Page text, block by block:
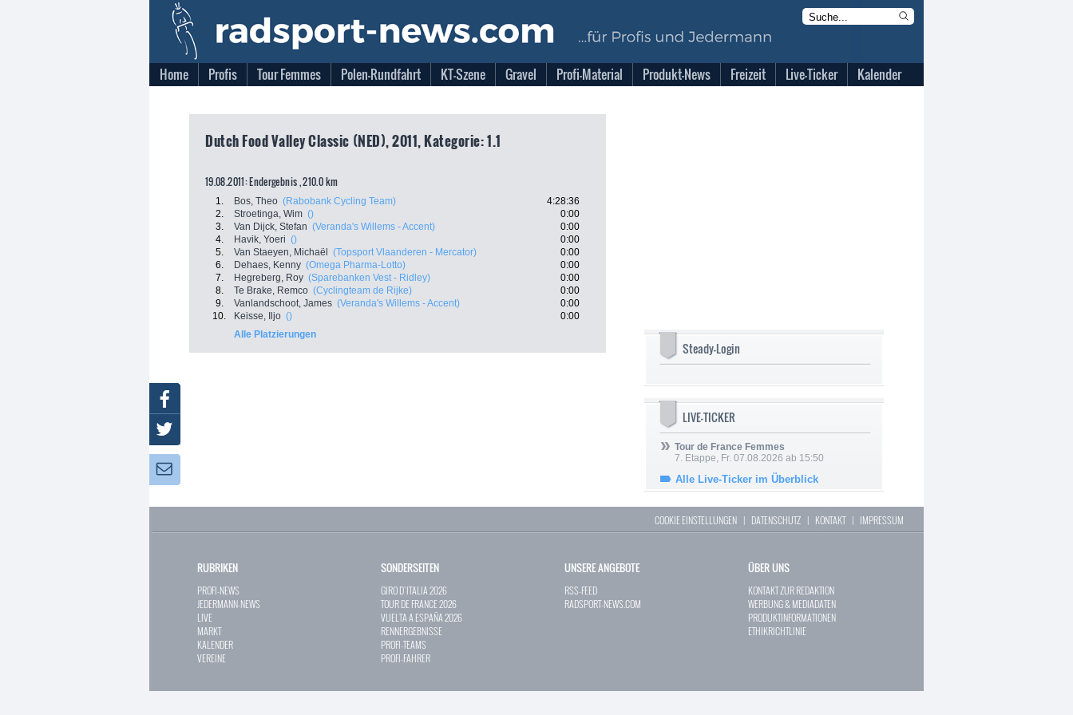
Home Profis Tour Femmes Polen-Rundfahrt KT-Szene Gravel Profi-Material Produkt-News Freizeit Live-Ticker Kalender
Dutch Food Valley Classic (NED), 2011, Kategorie: 1.1
19.08.2011: Endergebnis , 210.0 km
1. Bos, Theo (Rabobank Cycling Team)
4:28:36
2.
Stroetinga, Wim ()
0:00
3.
Van Dijck, Stefan (Veranda's Willems - Accent)
0:00
4.
Havik, Yoeri ()
0:00
5.
Van Staeyen, Michaël (Topsport Vlaanderen - Mercator)
0:00
6.
Dehaes, Kenny (Omega Pharma-Lotto)
0:00
7.
Hegreberg, Roy (Sparebanken Vest - Ridley)
0:00
8.
Te Brake, Remco (Cyclingteam de Rijke)
0:00
9.
Vanlandschoot, James (Veranda's Willems - Accent)
0:00
10.
Keisse, Iljo ()
0:00
Alle Platzierungen
Steady-Login
LIVE-TICKER
Tour de France Femmes
7. Etappe, Fr. 07.08.2026 ab 15:50
Alle Live-Ticker im Überblick
COOKIE EINSTELLUNGEN | DATENSCHUTZ | KONTAKT| IMPRESSUM
RUBRIKEN
PROFI-NEWS
JEDERMANN-NEWS
LIVE
MARKT
KALENDER
VEREINE
SONDERSEITEN
GIRO D`ITALIA 2026
TOUR DE FRANCE 2026
VUELTA A ESPAÑA 2026
RENNERGEBNISSE
PROFI-TEAMS
PROFI-FAHRER
UNSERE ANGEBOTE
RSS-FEED
RADSPORT-NEWS.COM
ÜBER UNS
KONTAKT ZUR REDAKTION
WERBUNG & MEDIADATEN
PRODUKTINFORMATIONEN
ETHIKRICHTLINIE